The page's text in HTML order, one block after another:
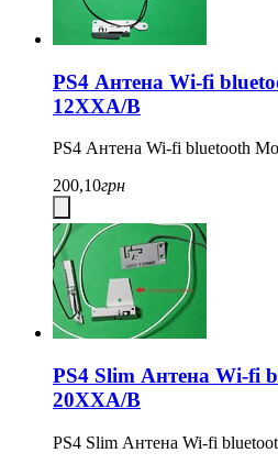
PS4 Антена Wi-fi
12XXA/B
PS4 Антена Wi-fi bluetooth
200,10грн
PS4 Slim Антена Wi-fi
20XXA/B
PS4 Slim Антена Wi-fi